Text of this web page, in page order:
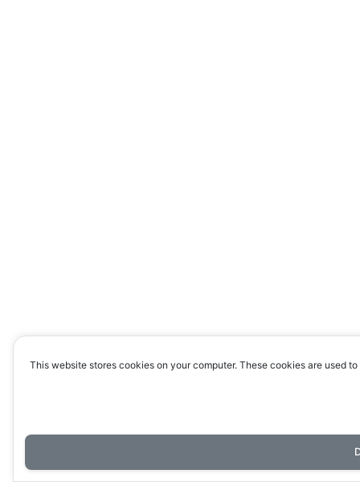
This website stores cookies on your computer. These cookies are used